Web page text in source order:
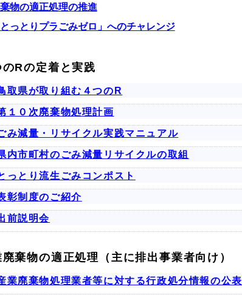
物の適正処理の推進
っとりプラごみゼロ」へのチャレンジ
のRの定着と実践
取県が取り組む４つのR
１０次廃棄物処理計画
み減量・リサイクル実践マニュアル
内市町村のごみ減量リサイクルの取組
っとり流生ごみコンポスト
彰制度のご紹介
前説明会
棄物の適正処理（主に排出事業者向け）
業廃棄物処理業者等に対する行政処分情報の公表